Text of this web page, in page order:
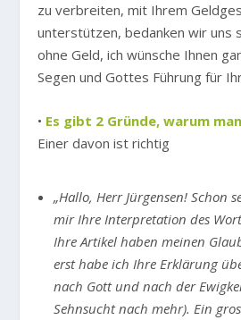
zu verbreiten, mit Ihrem
unterstützen, bedanken wir uns
ohne Geld, ich wünsche Ihnen
Segen und Gottes Führung für
• Es gibt 2 Gründe, warum
Einer davon ist richtig
„Hallo, Herr Jürgensen! Schon
mir Ihre Interpretation des
Ihre Artikel haben meinen
erst habe ich Ihre Erklärung
nach Gott und nach der
Sehnsucht nach mehr). Ein